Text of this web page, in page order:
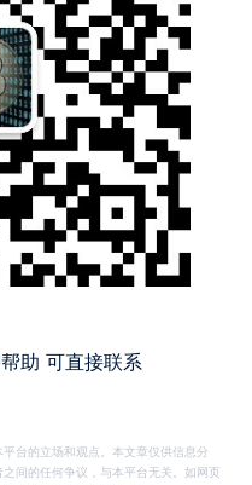
助 可直接联系
台的立场和观点。本文章仅供信息分
间的任何争议，与本平台无关。如网页